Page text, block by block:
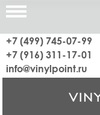
+7 (499) 745-07-99
+7 (916) 311-17-01
info@vinylpoint.ru